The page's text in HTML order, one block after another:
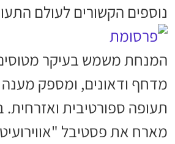
נוספים הקשורים לעולם
המנחת משמש בעיקר מטוסים
מדחף ודאונים, ומספק מענה
תעופה ספורטיבית
מארח את פסטיבל